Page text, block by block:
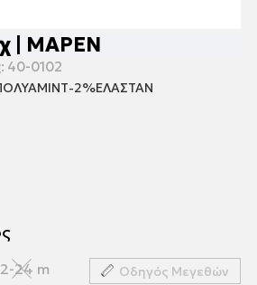
| ΜΑΡΕΝ
40-0102
2%ΕΛΑΣΤΑΝ
24 m Οδηγός Μεγεθών